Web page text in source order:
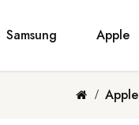
Samsung Apple
Apple